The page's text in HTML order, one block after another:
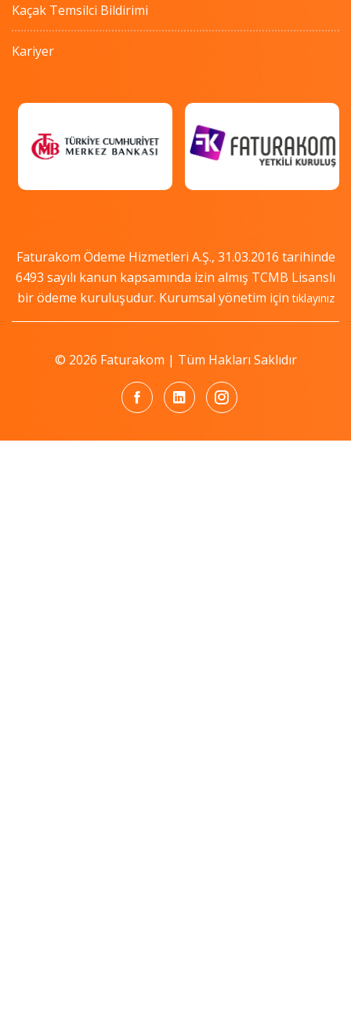
Kaçak Temsilci Bildirimi
Kariyer
Faturakom Ödeme Hizmetleri A.Ş., 31.03.2016 tarihinde
6493 sayılı kanun kapsamında izin almış TCMB Lisanslı
bir ödeme kuruluşudur. Kurumsal yönetim içintıklayınız
© 2026 Faturakom | Tüm Hakları Saklıdır